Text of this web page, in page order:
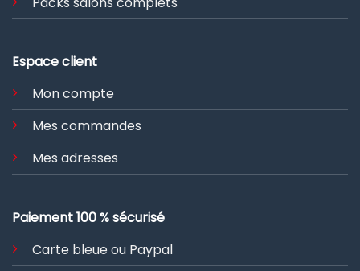
Espace client
Mon compte
Mes commandes
Mes adresses
Paiement 100 % sécurisé
Carte bleue ou Paypal